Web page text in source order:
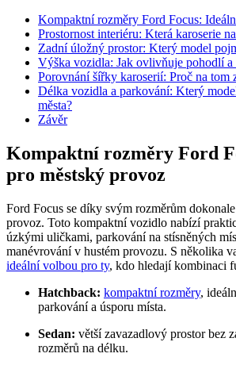
Kompaktní rozměry Ford Focus:
Prostornost interiéru: Která karoserie
Zadní úložný prostor: Který model
Výška vozidla: Jak ovlivňuje pohodlí a
Porovnání šířky karoserií: Proč na tom
Délka vozidla a parkování: Který
města?
Závěr
Kompaktní rozměry Ford
pro městský provoz
Ford Focus se díky svým rozměrům
provoz. Toto kompaktní vozidlo nabízí
úzkými uličkami, parkování na stísněných
manévrování v hustém provozu. S několika
ideální volbou pro ty, kdo hledají kombinaci
Hatchback: kompaktní rozměry,
parkování a úsporu místa.
Sedan: větší zavazadlový prostor bez
rozměrů na délku.